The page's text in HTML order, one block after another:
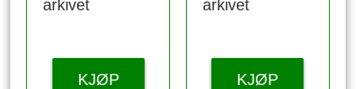
arkivet
KJØP
arkivet
KJØP